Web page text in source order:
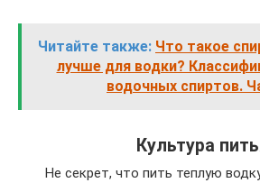
Читайте также: Что такое
лучше для водки?
водочных спиртов.
Культура
Не секрет, что пить теплую